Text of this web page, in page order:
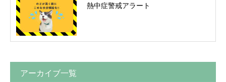
熱中症警戒アラート
アーカイブ一覧